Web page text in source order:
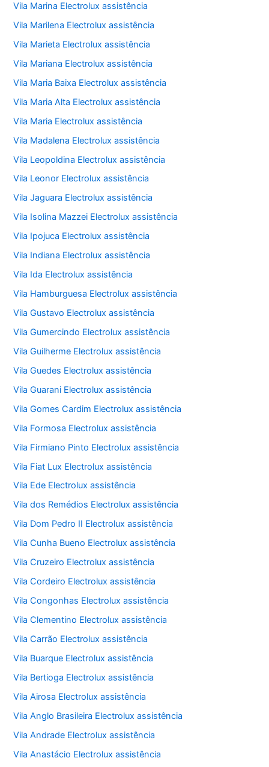
Vila Marina Electrolux assistência
Vila Marilena Electrolux assistência
Vila Marieta Electrolux assistência
Vila Mariana Electrolux assistência
Vila Maria Baixa Electrolux assistência
Vila Maria Alta Electrolux assistência
Vila Maria Electrolux assistência
Vila Madalena Electrolux assistência
Vila Leopoldina Electrolux assistência
Vila Leonor Electrolux assistência
Vila Jaguara Electrolux assistência
Vila Isolina Mazzei Electrolux assistência
Vila Ipojuca Electrolux assistência
Vila Indiana Electrolux assistência
Vila Ida Electrolux assistência
Vila Hamburguesa Electrolux assistência
Vila Gustavo Electrolux assistência
Vila Gumercindo Electrolux assistência
Vila Guilherme Electrolux assistência
Vila Guedes Electrolux assistência
Vila Guarani Electrolux assistência
Vila Gomes Cardim Electrolux assistência
Vila Formosa Electrolux assistência
Vila Firmiano Pinto Electrolux assistência
Vila Fiat Lux Electrolux assistência
Vila Ede Electrolux assistência
Vila dos Remédios Electrolux assistência
Vila Dom Pedro II Electrolux assistência
Vila Cunha Bueno Electrolux assistência
Vila Cruzeiro Electrolux assistência
Vila Cordeiro Electrolux assistência
Vila Congonhas Electrolux assistência
Vila Clementino Electrolux assistência
Vila Carrão Electrolux assistência
Vila Buarque Electrolux assistência
Vila Bertioga Electrolux assistência
Vila Airosa Electrolux assistência
Vila Anglo Brasileira Electrolux assistência
Vila Andrade Electrolux assistência
Vila Anastácio Electrolux assistência